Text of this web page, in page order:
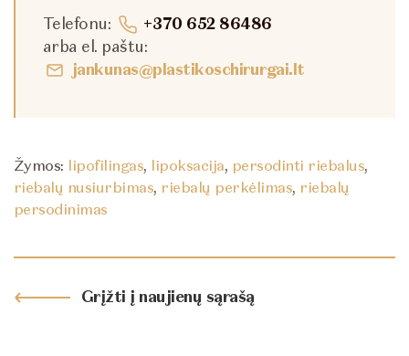
Telefonu:
+370 652 86486
arba el. paštu:
jankunas@plastikoschirurgai.lt
Žymos: lipofilingas, lipoksacija, persodinti riebalus,
riebalų nusiurbimas, riebalų perkėlimas, riebalų
persodinimas
Grįžti į naujienų sąrašą